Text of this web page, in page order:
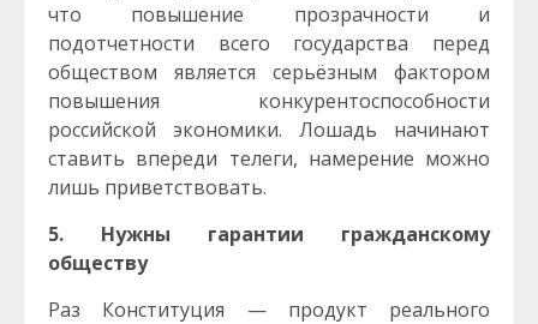
что повышение прозрачности и
подотчетности всего государства перед
обществом является серьёзным фактором
повышения конкурентоспособности
российской экономики. Лошадь начинают
ставить впереди телеги, намерение можно
лишь приветствовать.
5. Нужны гарантии гражданскому
обществу
Раз Конституция — продукт реального